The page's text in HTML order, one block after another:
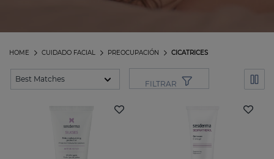
CICATRICES
PREOCUPACIÓN
CUIDADO FACIAL
HOME
FILTRAR